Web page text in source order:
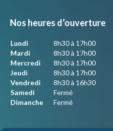
Nos heures d’ouverture
Lundi
8h30 à 17h00
Mardi
8h30 à 17h00
Mercredi
8h30 à 17h00
Jeudi
8h30 à 17h00
Vendredi
8h30 à 16h30
Samedi
Fermé
Dimanche
Fermé